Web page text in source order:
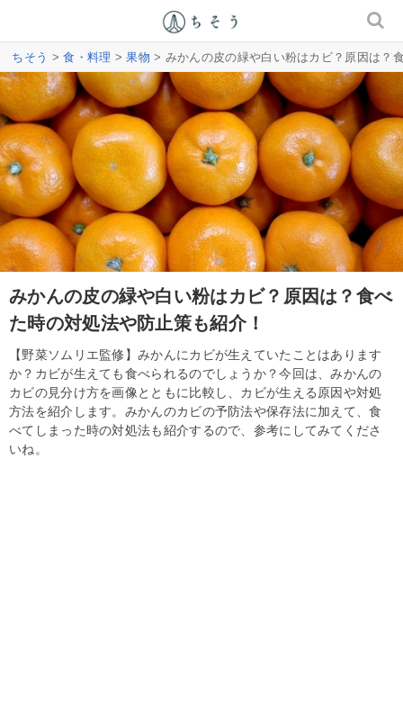
ちそう >食・料理 >果物 > みかんの皮の緑や白い粉はカビ？原因は？
みかんの皮の緑や白い粉はカビ？原因は？食べ
た時の対処法や防止策も紹介！
【野菜ソムリエ監修】みかんにカビが生えていたことはあります
か？カビが生えても食べられるのでしょうか？今回は、みかんの
カビの見分け方を画像とともに比較し、カビが生える原因や対処
方法を紹介します。みかんのカビの予防法や保存法に加えて、食
べてしまった時の対処法も紹介するので、参考にしてみてくださ
いね。